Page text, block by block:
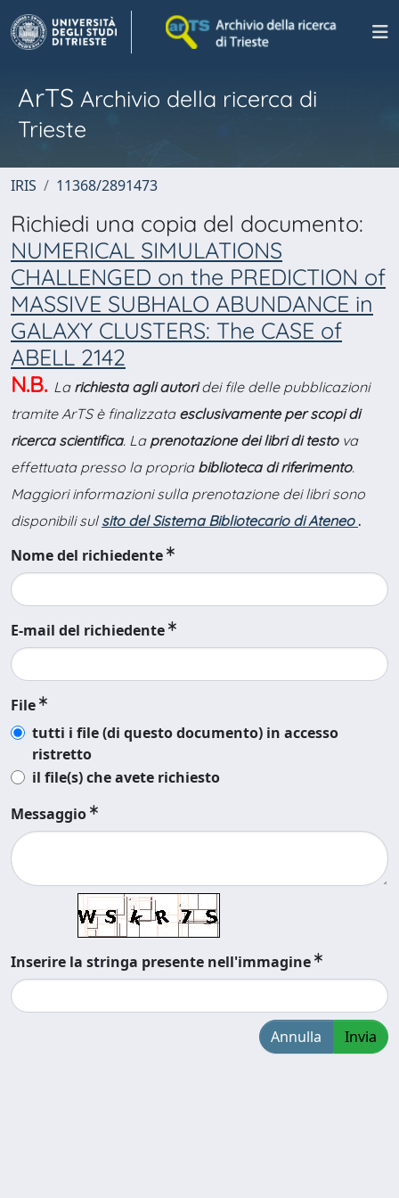
ArTS Archivio della ricerca di
Trieste
IRIS 11368/2891473
Richiedi una copia del documento:
NUMERICAL SIMULATIONS
CHALLENGED on the PREDICTION of
MASSIVE SUBHALO ABUNDANCE in
GALAXY CLUSTERS: The CASE of
ABELL 2142
N.B. La richiesta agli autoridei file delle pubblicazioni
tramite ArTS è finalizzata esclusivamente per scopi di
ricerca scientifica. La prenotazione dei libri di testova
effettuata presso la propria biblioteca di riferimento.
Maggiori informazioni sulla prenotazione dei libri sono
disponibili sul sito del Sistema Bibliotecario di Ateneo .
Nome del richiedente
E-mail del richiedente
File
tutti i file (di questo documento) in accesso
ristretto
il file(s) che avete richiesto
Messaggio
Inserire la stringa presente nell'immagine
Annulla Invia